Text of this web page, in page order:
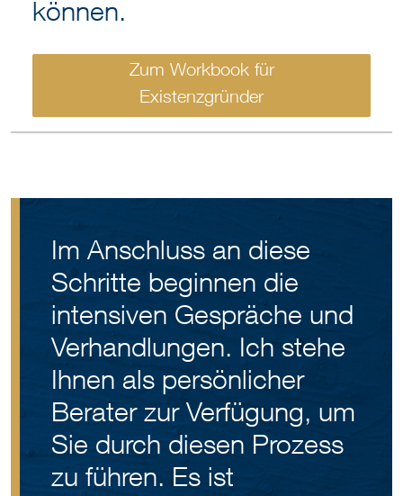
können.
Zum Workbook für
Existenzgründer
Im Anschluss an diese
Schritte beginnen die
intensiven Gespräche und
Verhandlungen. Ich stehe
Ihnen als persönlicher
Berater zur Verfügung, um
Sie durch diesen Prozess
zu führen. Es ist